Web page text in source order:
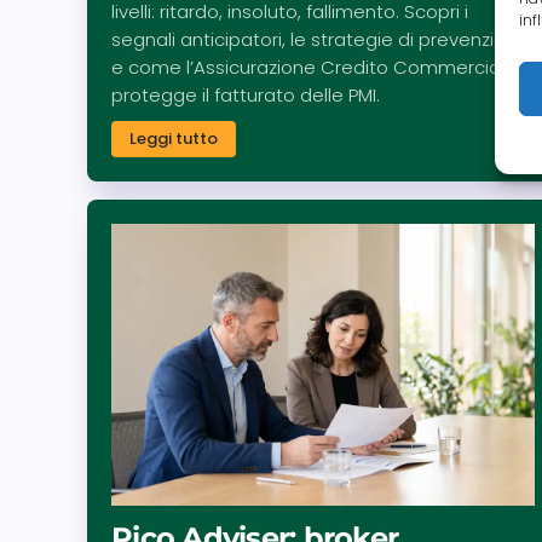
livelli: ritardo, insoluto, fallimento. Scopri i
segnali anticipatori, le strategie di prevenzione
e come l’Assicurazione Credito Commerciale
protegge il fatturato delle PMI.
Leggi tutto